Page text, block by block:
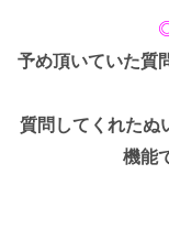
予め頂いていた質
質問してくれたぬ
機能